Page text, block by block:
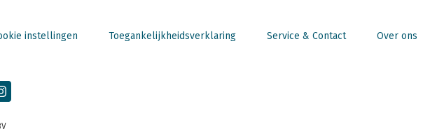
instellingen Toegankelijkheidsverklaring Service & Contact Over ons